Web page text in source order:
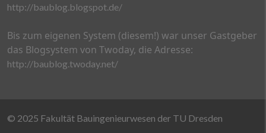
http://baublog.blogspot.de/
Bis zum eigenen System (diesem!) war unser Gastgeber
das Blogsystem von Twoday, die Adresse:
http://baublog.twoday.net/
© 2025 Fakultät Bauingenieurwesen der TU Dresden